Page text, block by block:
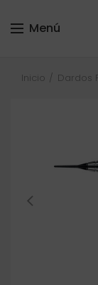
Menú
Inicio Dardos